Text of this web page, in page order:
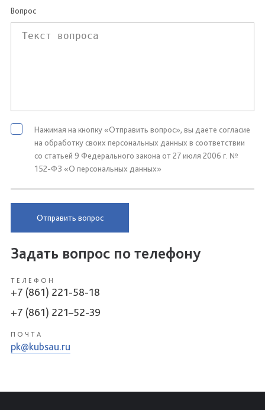
Вопрос
Нажимая на кнопку «Отправить вопрос», вы даете согласие
на обработку своих персональных данных в соответствии
со статьей 9 Федерального закона от 27 июля 2006 г. №
152-ФЗ «О персональных данных»
Отправить вопрос
Задать вопрос по телефону
ТЕЛЕФОН
+7 (861) 221-58-18
+7 (861) 221–52-39
ПОЧТА
pk@kubsau.ru